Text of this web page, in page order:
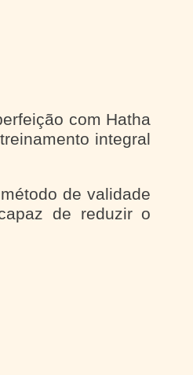
com Hatha
integral
de validade
de reduzir o